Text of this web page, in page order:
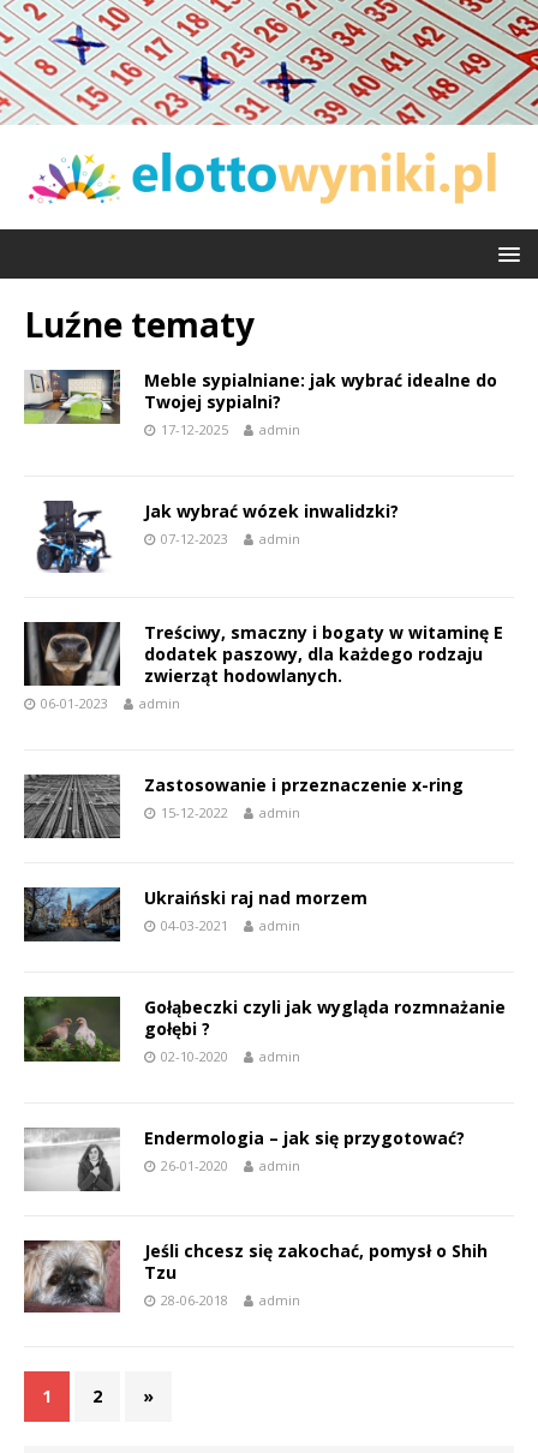
Luźne tematy
Meble sypialniane: jak wybrać idealne do
Twojej sypialni?
17-12-2025 admin
Jak wybrać wózek inwalidzki?
07-12-2023 admin
Treściwy, smaczny i bogaty w witaminę E
dodatek paszowy, dla każdego rodzaju
zwierząt hodowlanych.
06-01-2023 admin
Zastosowanie i przeznaczenie x-ring
15-12-2022 admin
Ukraiński raj nad morzem
04-03-2021 admin
Gołąbeczki czyli jak wygląda rozmnażanie
gołębi ?
02-10-2020 admin
Endermologia – jak się przygotować?
26-01-2020 admin
Jeśli chcesz się zakochać, pomysł o Shih
Tzu
28-06-2018 admin
1 2 »